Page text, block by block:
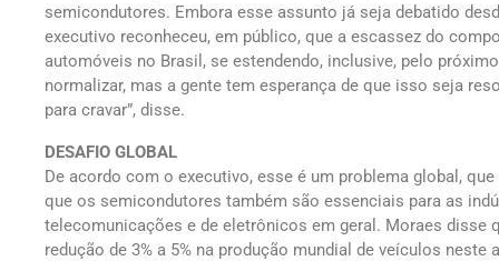
semicondutores. Embora esse assunto já seja debatido
executivo reconheceu, em público, que a escassez do
automóveis no Brasil, se estendendo, inclusive, pelo
normalizar, mas a gente tem esperança de que isso seja
para cravar”, disse.
DESAFIO GLOBAL
De acordo com o executivo, esse é um problema global,
que os semicondutores também são essenciais para as
telecomunicações e de eletrônicos em geral. Moraes disse
redução de 3% a 5% na produção mundial de veículos